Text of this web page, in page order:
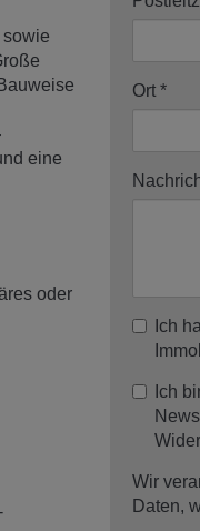
eine
oder
Ort
Ich
Ich
Wir
Daten,